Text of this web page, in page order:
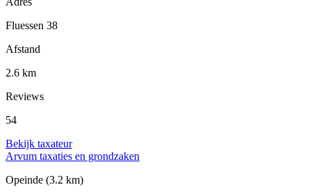
Fluessen 38
Afstand
2.6 km
Reviews
54
Bekijk taxateur
Arvum taxaties en grondzaken
Opeinde (3.2 km)